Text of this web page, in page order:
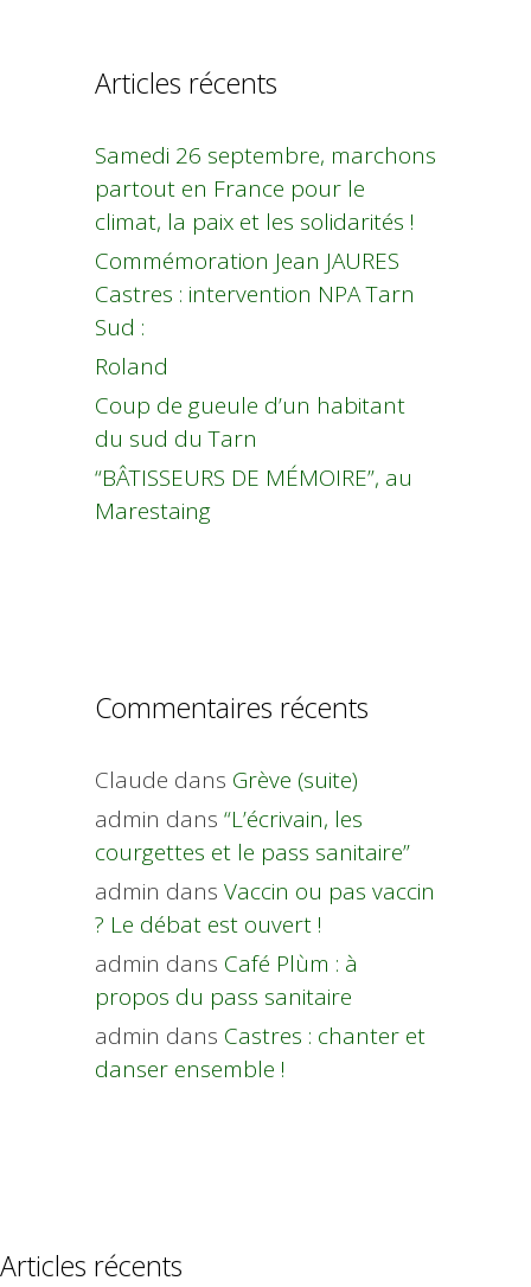
Articles récents
Samedi 26 septembre, marchons
partout en France pour le
climat, la paix et les solidarités !
Commémoration Jean JAURES
Castres : intervention NPA Tarn
Sud :
Roland
Coup de gueule d’un habitant
du sud du Tarn
“BÂTISSEURS DE MÉMOIRE”, au
Marestaing
Commentaires récents
Claude dans Grève (suite)
admin dans “L’écrivain, les
courgettes et le pass sanitaire”
admin dans Vaccin ou pas vaccin
? Le débat est ouvert !
admin dans Café Plùm : à
propos du pass sanitaire
admin dans Castres : chanter et
danser ensemble !
Articles récents